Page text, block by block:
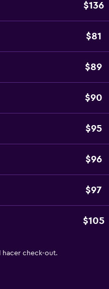
$136
$81
$89
$90
$95
$96
$97
$105
hacer check-out.